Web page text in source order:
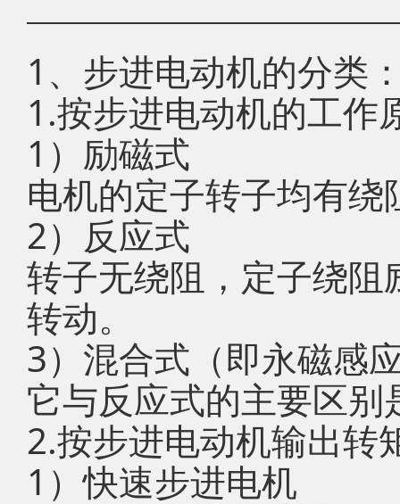
1、步进电动机的分类
1.按步进电动机的工作
1）励磁式
电机的定子转子均有
2）反应式
转子无绕阻，定子绕
转动。
3）混合式（即永磁感
它与反应式的主要区
2.按步进电动机输出转
1）快速步进电机